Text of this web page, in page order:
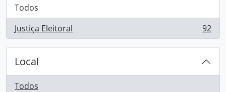
Todos
Justiça Eleitoral
, 92 resultados 92
Local
Todos